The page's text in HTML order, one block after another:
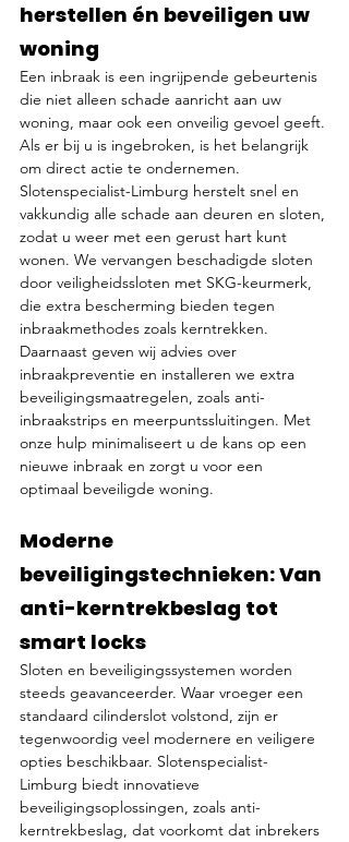
herstellen én beveiligen uw
woning
Een inbraak is een ingrijpende gebeurtenis
die niet alleen schade aanricht aan uw
woning, maar ook een onveilig gevoel geeft.
Als er bij u is ingebroken, is het belangrijk
om direct actie te ondernemen.
Slotenspecialist-Limburg herstelt snel en
vakkundig alle schade aan deuren en sloten,
zodat u weer met een gerust hart kunt
wonen. We vervangen beschadigde sloten
door veiligheidssloten met SKG-keurmerk,
die extra bescherming bieden tegen
inbraakmethodes zoals kerntrekken.
Daarnaast geven wij advies over
inbraakpreventie en installeren we extra
beveiligingsmaatregelen, zoals anti-
inbraakstrips en meerpuntssluitingen. Met
onze hulp minimaliseert u de kans op een
nieuwe inbraak en zorgt u voor een
optimaal beveiligde woning.
Moderne
beveiligingstechnieken: Van
anti-kerntrekbeslag tot
smart locks
Sloten en beveiligingssystemen worden
steeds geavanceerder. Waar vroeger een
standaard cilinderslot volstond, zijn er
tegenwoordig veel modernere en veiligere
opties beschikbaar. Slotenspecialist-
Limburg biedt innovatieve
beveiligingsoplossingen, zoals anti-
kerntrekbeslag, dat voorkomt dat inbrekers